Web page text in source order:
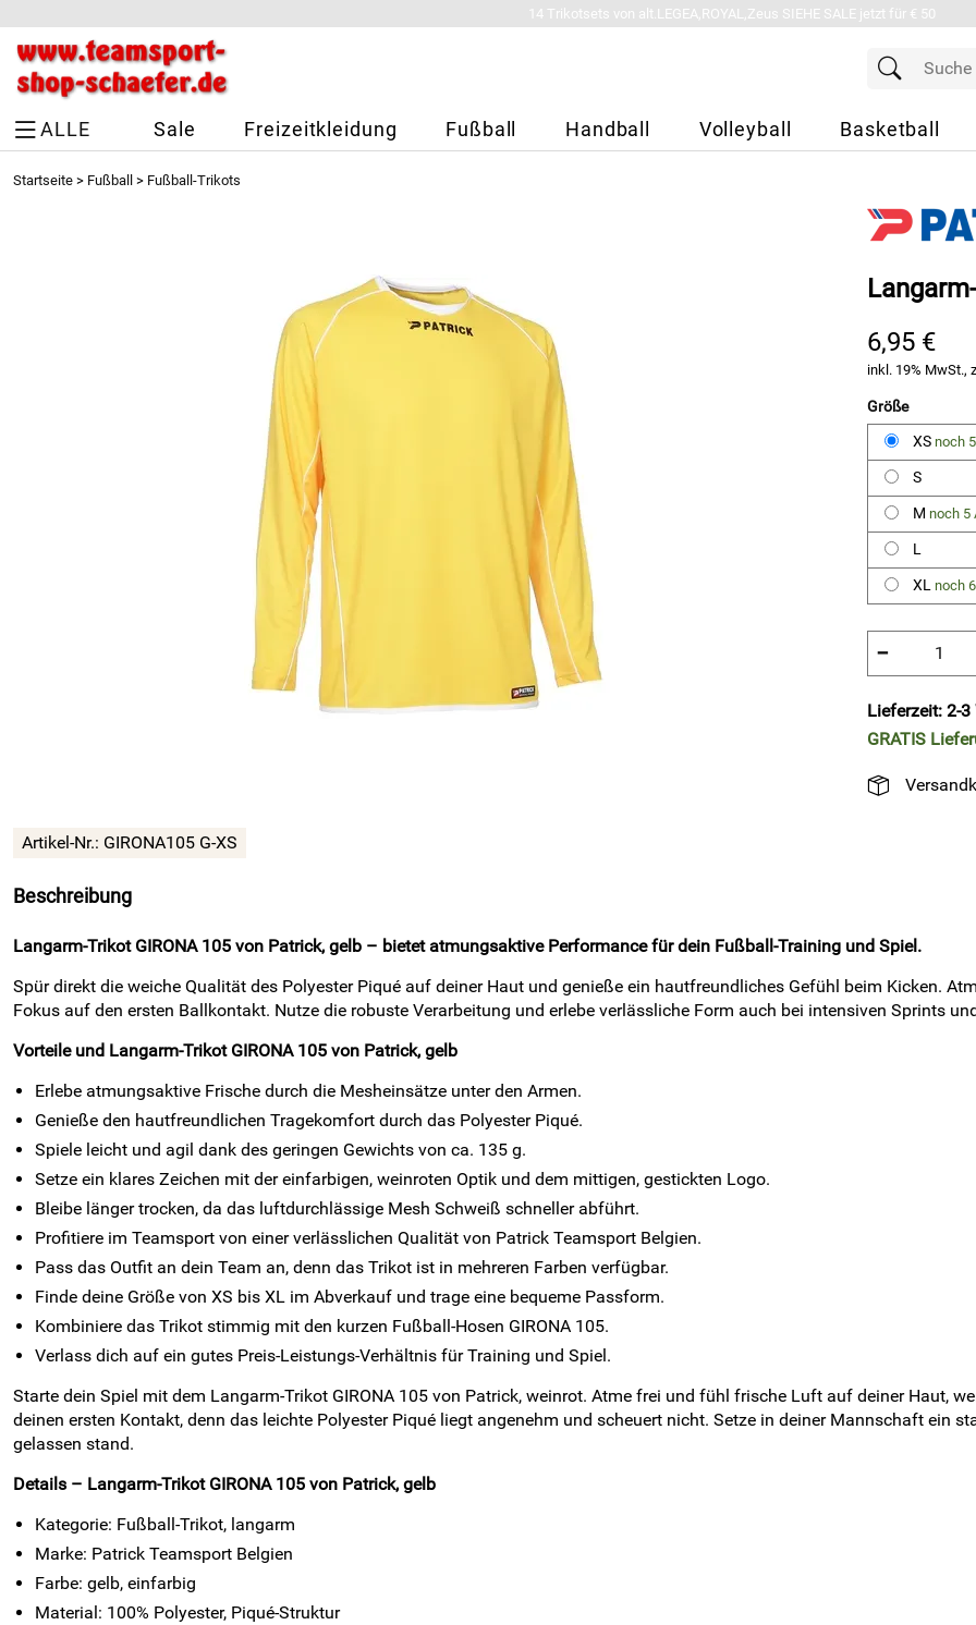
14 Trikotsets von alt.LEGEA,ROYAL,Zeus SIEHE SALE jetzt für € 50
ALLE Sale Freizeitkleidung Fußball Handball Volleyball Basketball
Startseite > Fußball > Fußball-Trikots
6,95 €
inkl. 19% MwSt.,
Größe
XS noch
S
M noch 5
L
XL noch
−
Lieferzeit: 2-
GRATIS
Artikel-Nr.: GIRONA105 G-XS
Beschreibung
Langarm-Trikot GIRONA 105 von Patrick, gelb – bietet atmungsaktive Performance für dein Fußball-Training und Spiel.
Spür direkt die weiche Qualität des Polyester Piqué auf deiner Haut und genieße ein hautfreundliches Gefühl beim Kicken.
Fokus auf den ersten Ballkontakt. Nutze die robuste Verarbeitung und erlebe verlässliche Form auch bei intensiven Sprints
Vorteile und Langarm-Trikot GIRONA 105 von Patrick, gelb
Erlebe atmungsaktive Frische durch die Mesheinsätze unter den Armen.
Genieße den hautfreundlichen Tragekomfort durch das Polyester Piqué.
Spiele leicht und agil dank des geringen Gewichts von ca. 135 g.
Setze ein klares Zeichen mit der einfarbigen, weinroten Optik und dem mittigen, gestickten Logo.
Bleibe länger trocken, da das luftdurchlässige Mesh Schweiß schneller abführt.
Profitiere im Teamsport von einer verlässlichen Qualität von Patrick Teamsport Belgien.
Pass das Outfit an dein Team an, denn das Trikot ist in mehreren Farben verfügbar.
Finde deine Größe von XS bis XL im Abverkauf und trage eine bequeme Passform.
Kombiniere das Trikot stimmig mit den kurzen Fußball-Hosen GIRONA 105.
Verlass dich auf ein gutes Preis-Leistungs-Verhältnis für Training und Spiel.
Starte dein Spiel mit dem Langarm-Trikot GIRONA 105 von Patrick, weinrot. Atme frei und fühl frische Luft auf deiner Haut,
deinen ersten Kontakt, denn das leichte Polyester Piqué liegt angenehm und scheuert nicht. Setze in deiner Mannschaft ein
gelassen stand.
Details – Langarm-Trikot GIRONA 105 von Patrick, gelb
Kategorie: Fußball-Trikot, langarm
Marke: Patrick Teamsport Belgien
Farbe: gelb, einfarbig
Material: 100% Polyester, Piqué-Struktur